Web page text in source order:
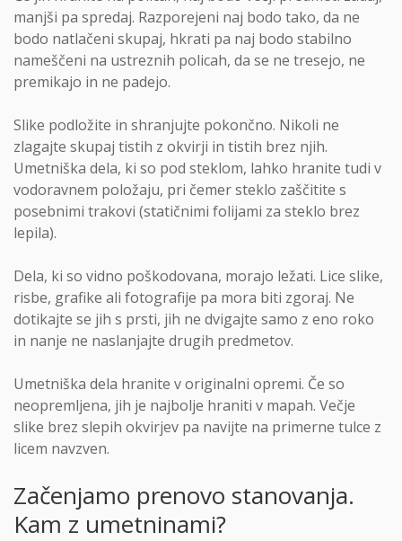
manjši pa spredaj. Razporejeni naj bodo tako, da ne
bodo natlačeni skupaj, hkrati pa naj bodo stabilno
nameščeni na ustreznih policah, da se ne tresejo, ne
premikajo in ne padejo.
Slike podložite in shranjujte pokončno. Nikoli ne
zlagajte skupaj tistih z okvirji in tistih brez njih.
Umetniška dela, ki so pod steklom, lahko hranite tudi v
vodoravnem položaju, pri čemer steklo zaščitite s
posebnimi trakovi (statičnimi folijami za steklo brez
lepila).
Dela, ki so vidno poškodovana, morajo ležati. Lice slike,
risbe, grafike ali fotografije pa mora biti zgoraj. Ne
dotikajte se jih s prsti, jih ne dvigajte samo z eno roko
in nanje ne naslanjajte drugih predmetov.
Umetniška dela hranite v originalni opremi. Če so
neopremljena, jih je najbolje hraniti v mapah. Večje
slike brez slepih okvirjev pa navijte na primerne tulce z
licem navzven.
Začenjamo prenovo stanovanja.
Kam z umetninami?